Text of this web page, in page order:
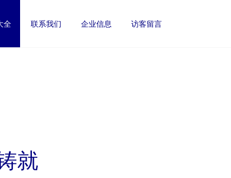
全 联系我们 企业信息 访客留言
就